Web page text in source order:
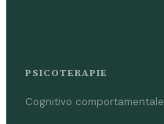
PSICOTERAPIE
Cognitivo comportamentale